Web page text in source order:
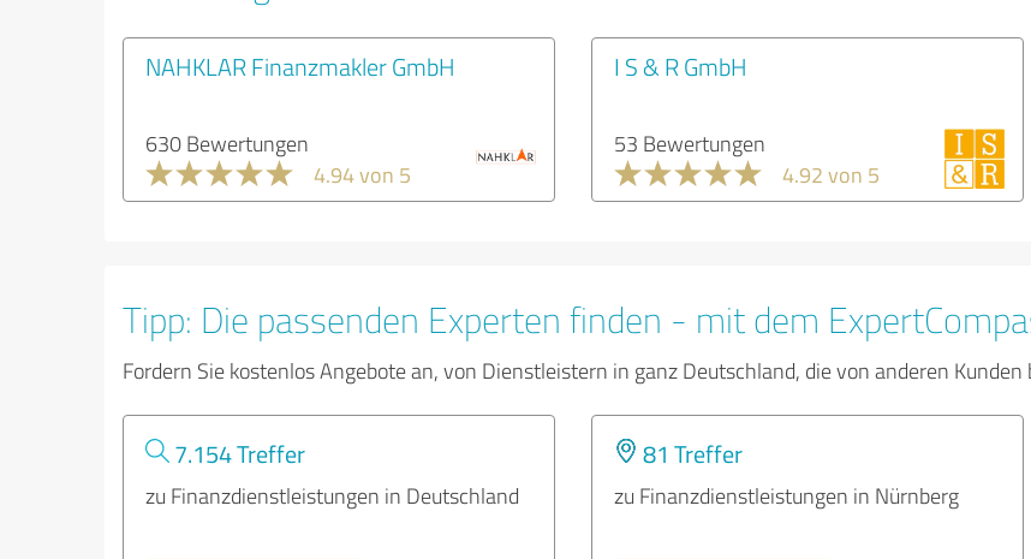
NAHKLAR Finanzmakler GmbH
630 Bewertungen
4.94 von 5
I S & R GmbH
53 Bewertungen
4.92 von 5
Tipp: Die passenden Experten finden - mit dem
Fordern Sie kostenlos Angebote an, von Dienstleistern in ganz Deutschland, die von anderen
7.154 Treffer
zu Finanzdienstleistungen in Deutschland
81 Treffer
zu Finanzdienstleistungen in Nürnberg